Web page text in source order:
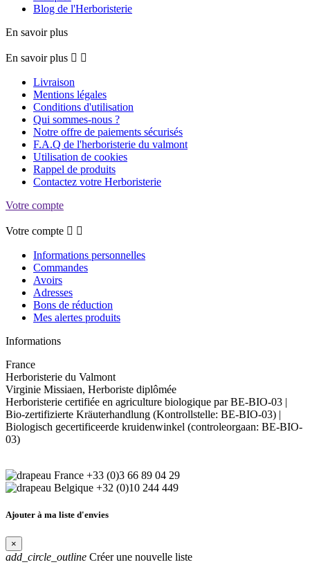
Blog de l'Herboristerie
En savoir plus
En savoir plus  
Livraison
Mentions légales
Conditions d'utilisation
Qui sommes-nous ?
Notre offre de paiements sécurisés
F.A.Q de l'herboristerie du valmont
Utilisation de cookies
Rappel de produits
Contactez votre Herboristerie
Votre compte
Votre compte  
Informations personnelles
Commandes
Avoirs
Adresses
Bons de réduction
Mes alertes produits
Informations
France
Herboristerie du Valmont
Virginie Missiaen, Herboriste diplômée
Herboristerie certifiée en agriculture biologique par BE-BIO-03 |
Bio-zertifizierte Kräuterhandlung (Kontrollstelle: BE-BIO-03) |
Biologisch gecertificeerde kruidenwinkel (controleorgaan: BE-BIO-
03)
+33 (0)3 66 89 04 29
+32 (0)10 244 449
Ajouter à ma liste d'envies
×
add_circle_outline Créer une nouvelle liste